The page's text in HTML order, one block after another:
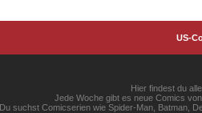
US-
Hier findest du
Jede Woche gibt es neue Comics
Du suchst Comicserien wie Spider-Man, Batman,